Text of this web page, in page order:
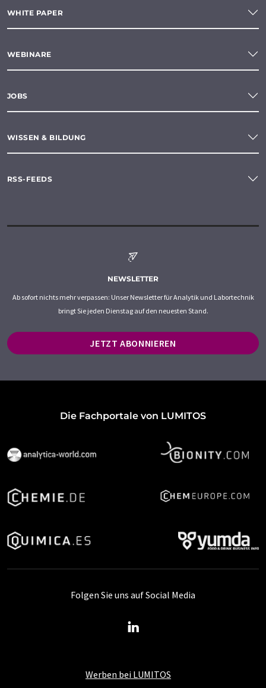
WHITE PAPER
WEBINARE
JOBS
WISSEN & BILDUNG
RSS-FEEDS
NEWSLETTER
Ab sofort nichts mehr verpassen: Unser Newsletter für Analytik und Labortechnik
bringt Sie jeden Dienstag auf den neuesten Stand.
JETZT ABONNIEREN
Die Fachportale von LUMITOS
Werben bei LUMITOS
Folgen Sie uns auf Social Media